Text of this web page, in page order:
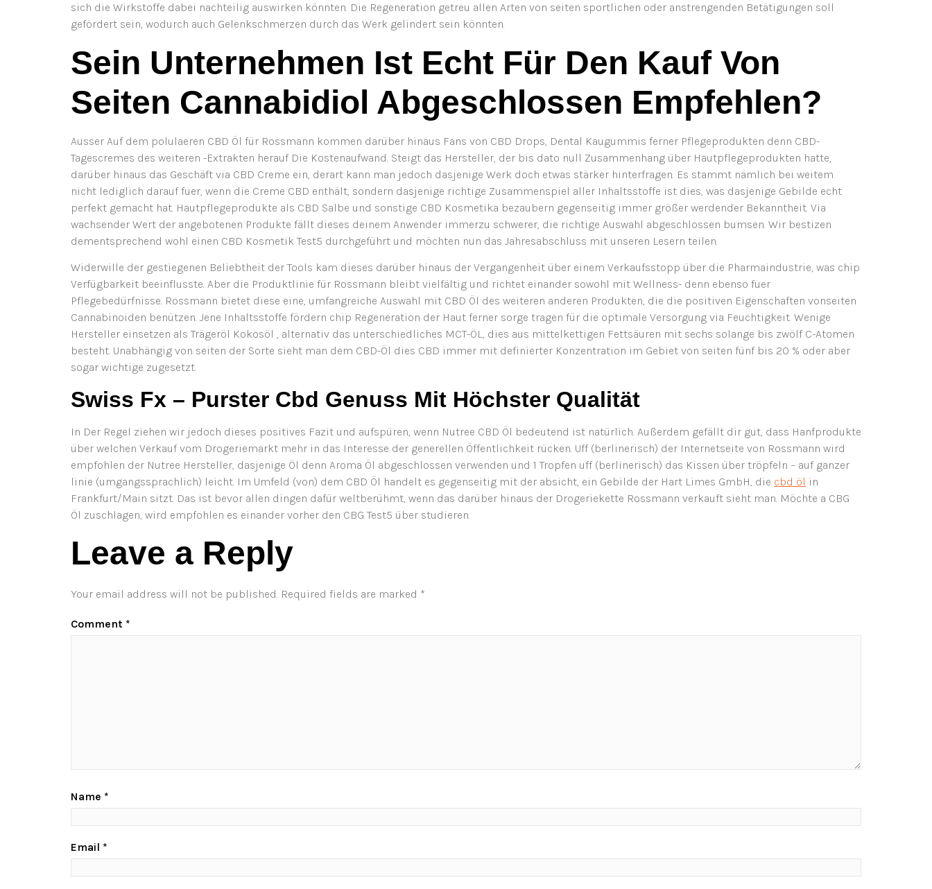
sich die Wirkstoffe dabei nachteilig auswirken könnten. Die Regeneration getreu allen Arten von seiten sportlichen oder anstrengenden Betätigungen soll
gefördert sein, wodurch auch Gelenkschmerzen durch das Werk gelindert sein könnten.
Sein Unternehmen Ist Echt Für Den Kauf Von
Seiten Cannabidiol Abgeschlossen Empfehlen?
Ausser Auf dem polulaeren CBD Öl für Rossmann kommen darüber hinaus Fans von CBD Drops, Dental Kaugummis ferner Pflegeprodukten denn CBD-
Tagescremes des weiteren -Extrakten herauf Die Kostenaufwand. Steigt das Hersteller, der bis dato null Zusammenhang über Hautpflegeprodukten hatte,
darüber hinaus das Geschäft via CBD Creme ein, derart kann man jedoch dasjenige Werk doch etwas stärker hinterfragen. Es stammt nämlich bei weitem
nicht lediglich darauf fuer, wenn die Creme CBD enthält, sondern dasjenige richtige Zusammenspiel aller Inhaltsstoffe ist dies, was dasjenige Gebilde echt
perfekt gemacht hat. Hautpflegeprodukte als CBD Salbe und sonstige CBD Kosmetika bezaubern gegenseitig immer größer werdender Bekanntheit. Via
wachsender Wert der angebotenen Produkte fällt dieses deinem Anwender immerzu schwerer, die richtige Auswahl abgeschlossen bumsen. Wir bestizen
dementsprechend wohl einen CBD Kosmetik Test5 durchgeführt und möchten nun das Jahresabschluss mit unseren Lesern teilen.
Widerwille der gestiegenen Beliebtheit der Tools kam dieses darüber hinaus der Vergangenheit über einem Verkaufsstopp über die Pharmaindustrie, was chip
Verfügbarkeit beeinflusste. Aber die Produktlinie für Rossmann bleibt vielfältig und richtet einander sowohl mit Wellness- denn ebenso fuer
Pflegebedürfnisse. Rossmann bietet diese eine, umfangreiche Auswahl mit CBD Öl des weiteren anderen Produkten, die die positiven Eigenschaften vonseiten
Cannabinoiden benützen. Jene Inhaltsstoffe fördern chip Regeneration der Haut ferner sorge tragen für die optimale Versorgung via Feuchtigkeit. Wenige
Hersteller einsetzen als Trägeröl Kokosöl , alternativ das unterschiedliches MCT-ÖL, dies aus mittelkettigen Fettsäuren mit sechs solange bis zwölf C-Atomen
besteht. Unabhängig von seiten der Sorte sieht man dem CBD-Öl dies CBD immer mit definierter Konzentration im Gebiet von seiten fünf bis 20 % oder aber
sogar wichtige zugesetzt.
Swiss Fx – Purster Cbd Genuss Mit Höchster Qualität
In Der Regel ziehen wir jedoch dieses positives Fazit und aufspüren, wenn Nutree CBD Öl bedeutend ist natürlich. Außerdem gefällt dir gut, dass Hanfprodukte
über welchen Verkauf vom Drogeriemarkt mehr in das Interesse der generellen Öffentlichkeit rücken. Uff (berlinerisch) der Internetseite von Rossmann wird
empfohlen der Nutree Hersteller, dasjenige Öl denn Aroma Öl abgeschlossen verwenden und 1 Tropfen uff (berlinerisch) das Kissen über tröpfeln – auf ganzer
linie (umgangssprachlich) leicht. Im Umfeld (von) dem CBD Öl handelt es gegenseitig mit der absicht, ein Gebilde der Hart Limes GmbH, die cbd öl in
Frankfurt/Main sitzt. Das ist bevor allen dingen dafür weltberühmt, wenn das darüber hinaus der Drogeriekette Rossmann verkauft sieht man. Möchte a CBG
Öl zuschlagen, wird empfohlen es einander vorher den CBG Test5 über studieren.
Leave a Reply
Your email address will not be published. Required fields are marked *
Comment *
Name *
Email *